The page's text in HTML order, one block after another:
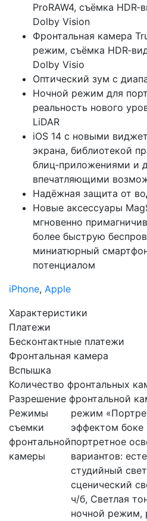
ProRAW4, съёмка
Dolby Vision
Фронтальная камера
режим, съёмка
Dolby Visio
Оптический зум с
Ночной режим для
реальность нового
LiDAR
iOS 14 с новыми
экрана, библиотекой
блиц‑приложениями и
впечатляющими
Надёжная защита от
Новые аксессуары
мгновенно
более быструю
миниатюрный
потенциалом
iPhone, Apple
Характеристики
Платежи
Бесконтактные платежи
Фронтальная камера
Вспышка
Количество фронтальных
Разрешение фронтальной
Режимы
съемки
фронтальной
камеры
режим
эффектом боке
портретное
вариантов:
студийный
сценический
ч/б, Светлая
ночной режим,